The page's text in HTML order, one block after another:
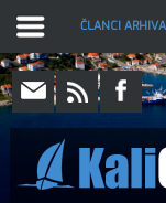
ČLANCI ARHIVA